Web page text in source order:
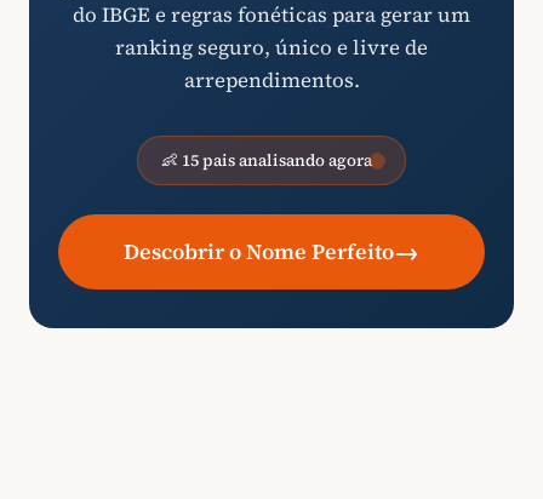
do IBGE e regras fonéticas para gerar um
ranking seguro, único e livre de
arrependimentos.
👶 15 pais analisando agora
Descobrir o Nome Perfeito→